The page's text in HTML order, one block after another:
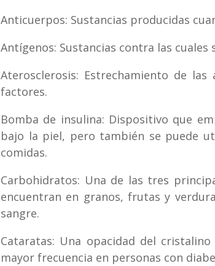
Anticuerpos: Sustancias producidas
Antígenos: Sustancias contra las
Aterosclerosis: Estrechamiento de
factores.
Bomba de insulina: Dispositivo que
bajo la piel, pero también se puede
comidas.
Carbohidratos: Una de las tres
encuentran en granos, frutas y
sangre.
Cataratas: Una opacidad del
mayor frecuencia en personas con